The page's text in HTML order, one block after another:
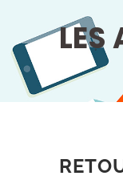
LES